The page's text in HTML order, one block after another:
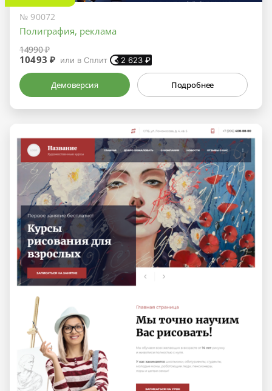
№ 90072
Полиграфия, реклама
14990 ₽
10493 ₽ или в Сплит 2 623 ₽
Демоверсия Подробнее